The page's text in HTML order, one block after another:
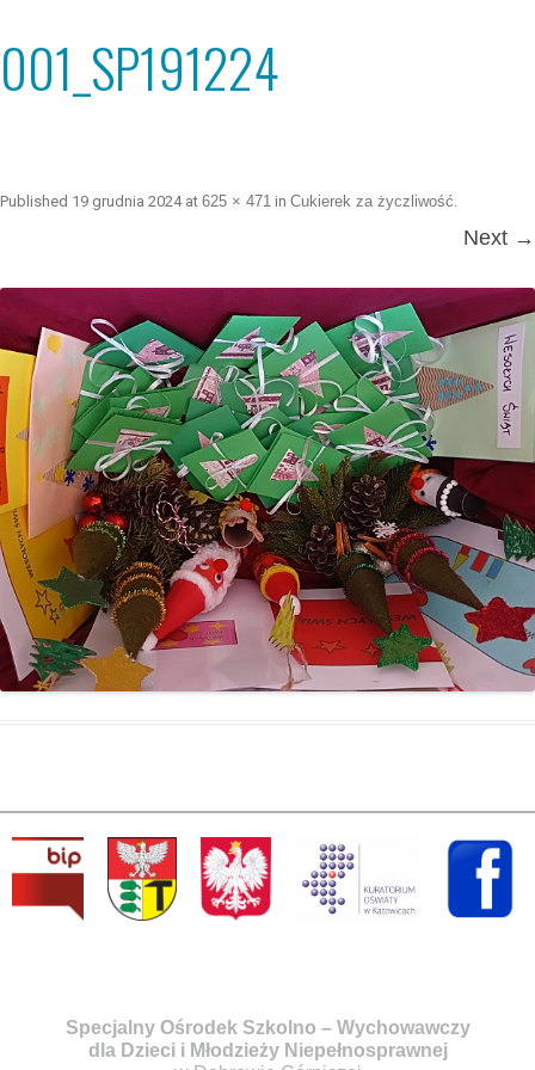
001_SP191224
Published 19 grudnia 2024at 625 × 471 in Cukierek za życzliwość.
Next →
Specjalny Ośrodek Szkolno – Wychowawczy
dla Dzieci i Młodzieży Niepełnosprawnej